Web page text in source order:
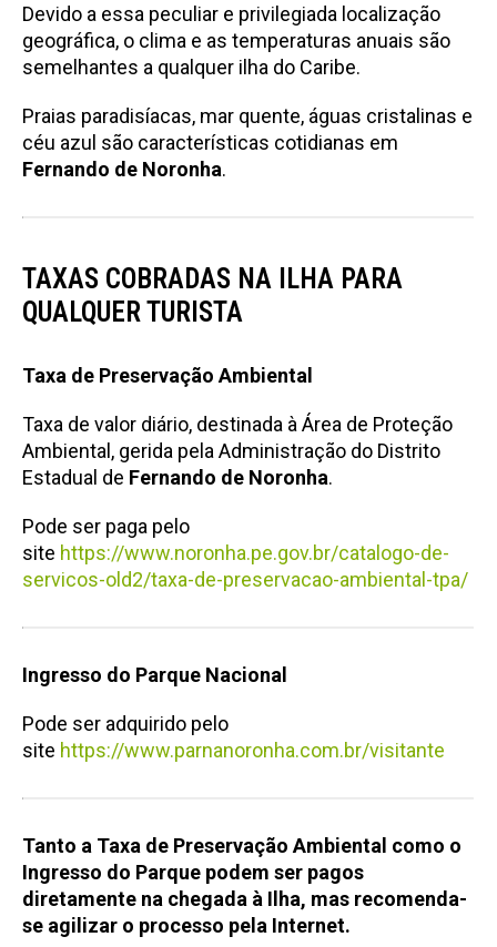
Devido a essa peculiar e privilegiada localização
geográfica, o clima e as temperaturas anuais são
semelhantes a qualquer ilha do Caribe.
Praias paradisíacas, mar quente, águas cristalinas e
céu azul são características cotidianas em
Fernando de Noronha.
TAXAS COBRADAS NA ILHA PARA
QUALQUER TURISTA
Taxa de Preservação Ambiental
Taxa de valor diário, destinada à Área de Proteção
Ambiental, gerida pela Administração do Distrito
Estadual de Fernando de Noronha.
Pode ser paga pelo
site https://www.noronha.pe.gov.br/catalogo-de-
servicos-old2/taxa-de-preservacao-ambiental-tpa/
Ingresso do Parque Nacional
Pode ser adquirido pelo
site https://www.parnanoronha.com.br/visitante
Tanto a Taxa de Preservação Ambiental como o
Ingresso do Parque podem ser pagos
diretamente na chegada à Ilha, mas recomenda-
se agilizar o processo pela Internet.